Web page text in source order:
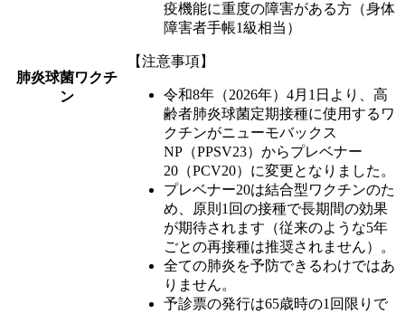
肺炎球菌ワクチ
ン
疫機能に重度の障害がある方（身体
障害者手帳1級相当）
【注意事項】
令和8年（2026年）4月1日より、高
齢者肺炎球菌定期接種に使用するワ
クチンがニューモバックス
NP（PPSV23）からプレベナー
20（PCV20）に変更となりました。
プレベナー20は結合型ワクチンのた
め、原則1回の接種で長期間の効果
が期待されます（従来のような5年
ごとの再接種は推奨されません）。
全ての肺炎を予防できるわけではあ
りません。
予診票の発行は65歳時の1回限りで